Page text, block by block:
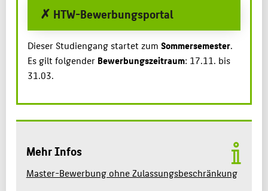
✗ HTW-Bewerbungsportal
Dieser Studiengang startet zumSommersemester.
Es gilt folgender Bewerbungszeitraum: 17.11. bis
31.03.
Mehr Infos
Master-Bewerbung ohne Zulassungsbeschränkung